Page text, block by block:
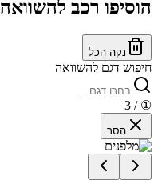
הוסיפו רכב להשוואה
נקה הכל
חיפוש דגם להשוואה
①
/ 3
הסר